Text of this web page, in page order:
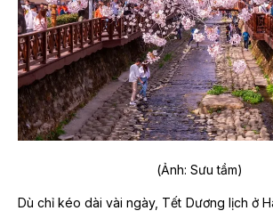
(Ảnh: Sưu tầm)
Dù chỉ kéo dài vài ngày, Tết Dương lịch ở